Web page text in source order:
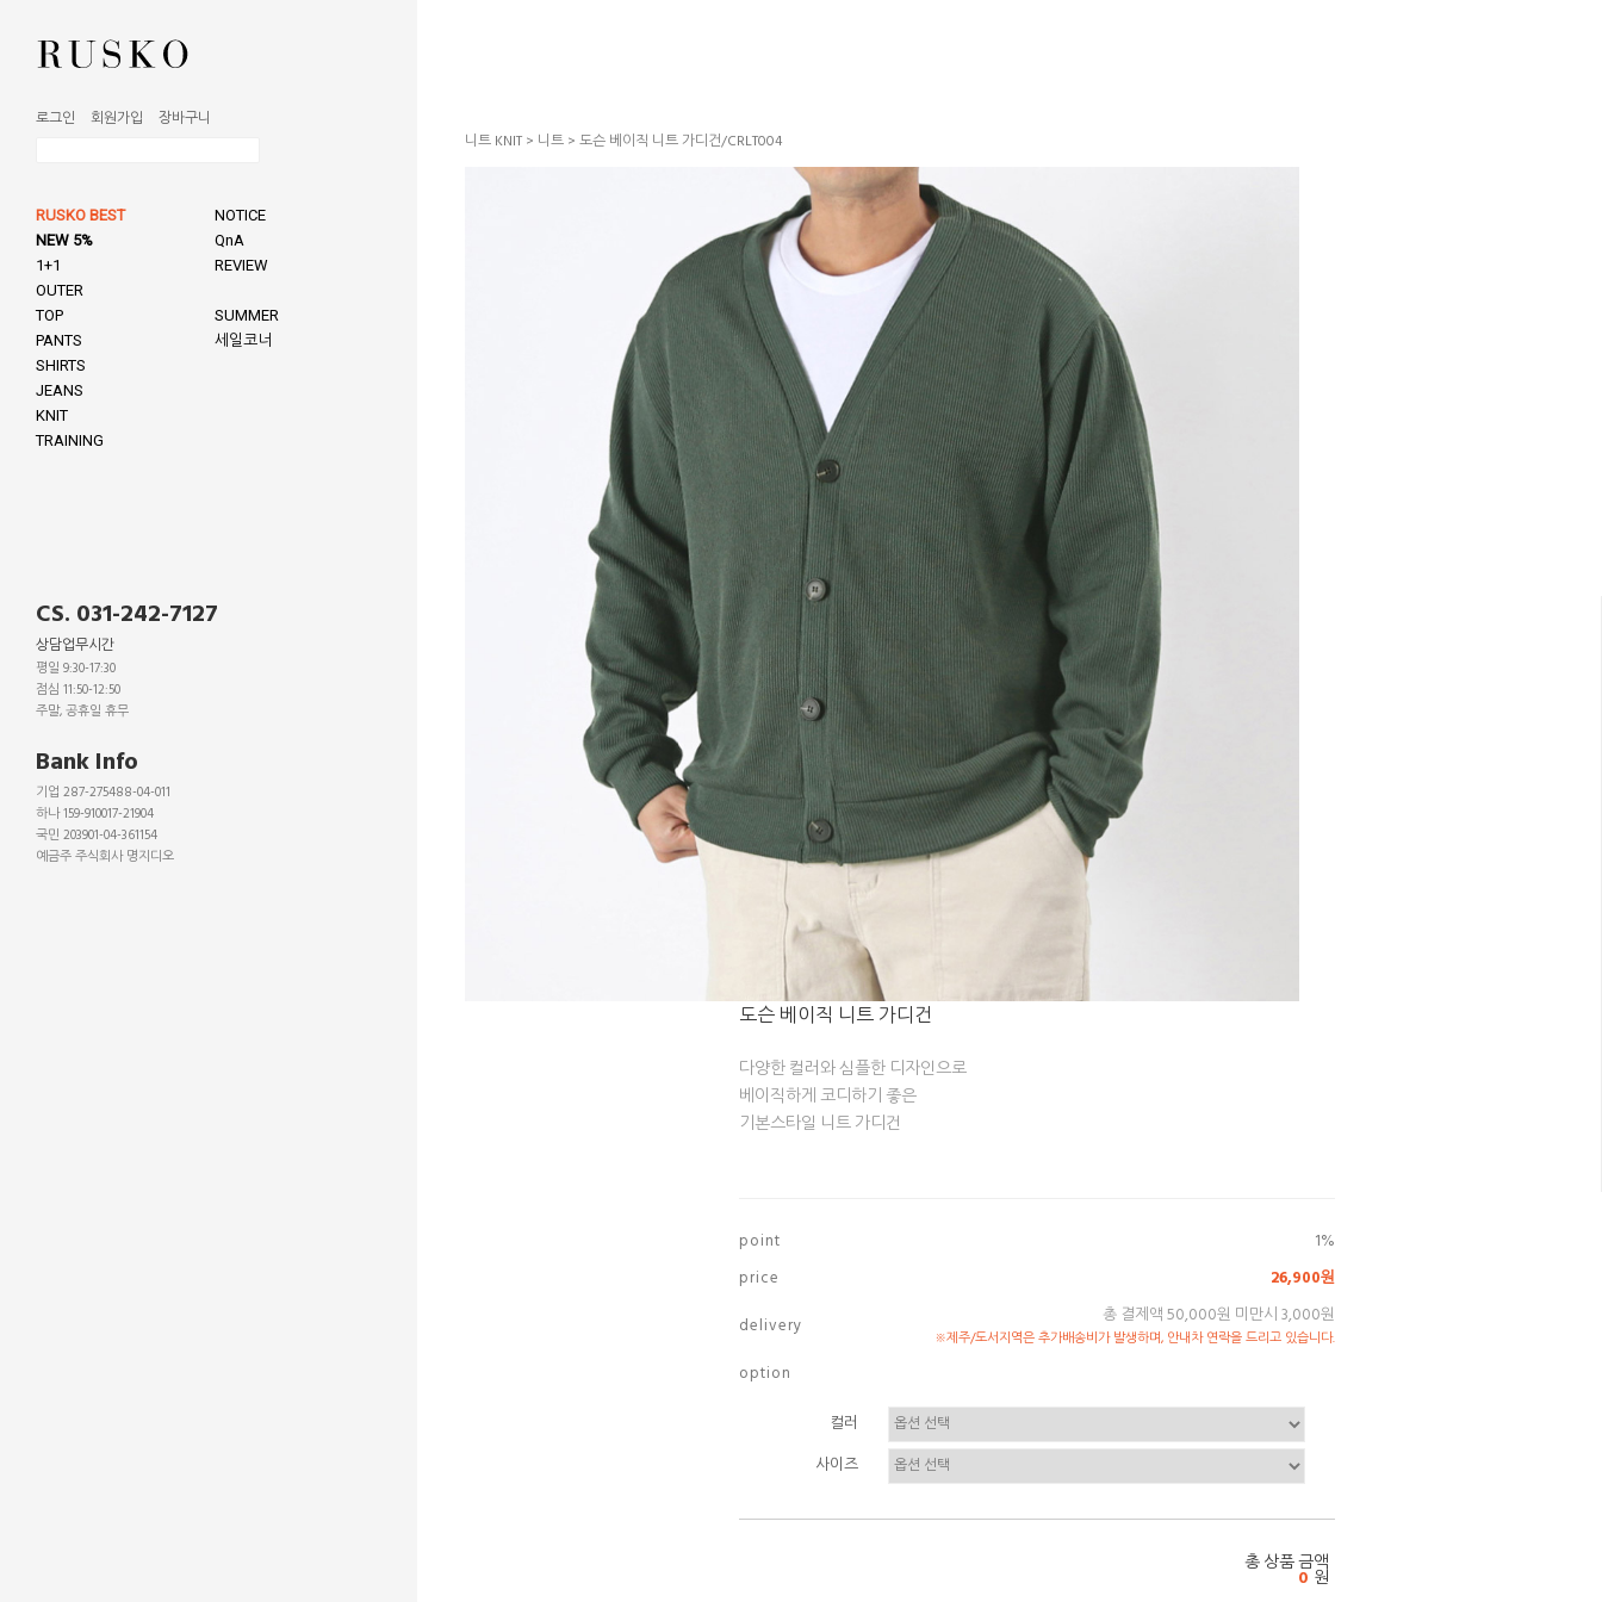
로그인 회원가입 장바구니
RUSKO BEST
NEW 5%
1+1
OUTER
TOP
PANTS
SHIRTS
JEANS
KNIT
TRAINING
NOTICE
QnA
REVIEW
SUMMER
세일코너
CS. 031-242-7127
상담업무시간
평일 9:30-17:30
점심 11:50-12:50
주말, 공휴일 휴무
Bank Info
기업 287-275488-04-011
하나 159-910017-21904
국민 203901-04-361154
예금주 주식회사 명지디오
니트 KNIT > 니트 > 도슨 베이직 니트 가디건/CRLT004
도슨 베이직 니트 가디건
다양한 컬러와 심플한 디자인으로
베이직하게 코디하기 좋은
기본스타일 니트 가디건
p o i n t
1%
p r i c e
26,900원
d e l i v e r y
총 결제액 50,000원 미만시 3,000원
※제주/도서지역은 추가배송비가 발생하며, 안내차 연락을 드리고 있습니다.
o p t i o n
컬러
사이즈
총 상품 금액
0 원